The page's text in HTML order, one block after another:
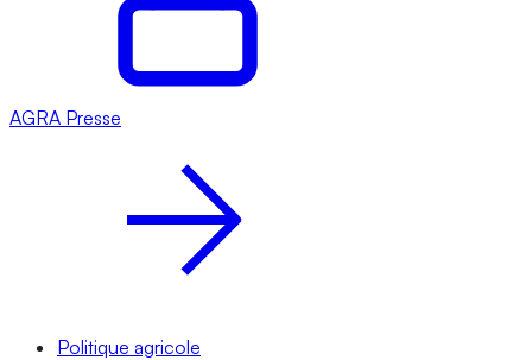
AGRA Presse
Politique agricole